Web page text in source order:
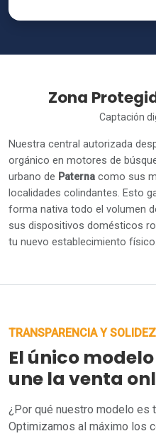
Zona
Captación
Nuestra central autorizada
orgánico en motores de
urbano de Paterna como sus
localidades colindantes. Esto
forma nativa todo el volumen
sus dispositivos domésticos
tu nuevo establecimiento físico.
TRANSPARENCIA Y
El único
une la venta
¿Por qué nuestro modelo es
Optimizamos al máximo los